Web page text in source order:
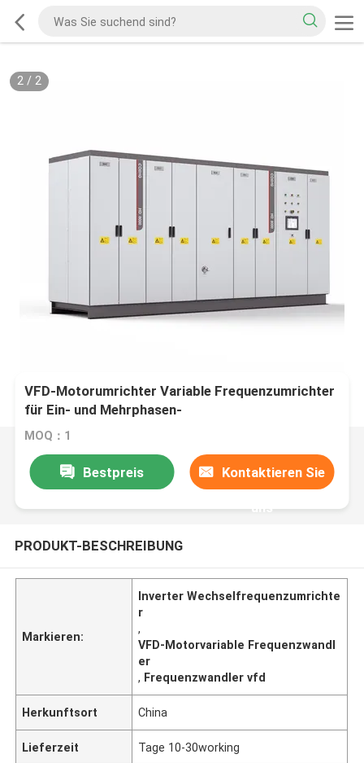
2/ 2
VFD-Motorumrichter Variable Frequenzumrichter
für Ein- und Mehrphasen-
Hochleistungsantriebssystem
MOQ：1
Bestpreis Kontaktieren Sie
uns
PRODUKT-BESCHREIBUNG
Markieren:
Inverter Wechselfrequenzumrichte
r
,
VFD-Motorvariable Frequenzwandl
er
, Frequenzwandler vfd
Herkunftsort China
Lieferzeit Tage 10-30working